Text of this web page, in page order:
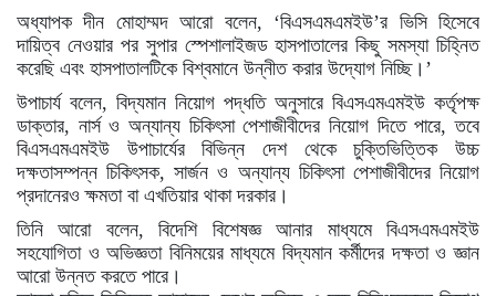
অধ্যাপক দীন মোহাম্মদ আরো বলেন, ‘বিএসএমএমইউ’র ভিসি হিসেবে
দায়িত্ব নেওয়ার পর সুপার স্পেশালাইজড হাসপাতালের কিছু সমস্যা চিহ্নিত
করেছি এবং হাসপাতালটিকে বিশ্বমানে উন্নীত করার উদ্যোগ নিচ্ছি।’
উপাচার্য বলেন, বিদ্যমান নিয়োগ পদ্ধতি অনুসারে বিএসএমএমইউ কর্তৃপক্ষ
ডাক্তার, নার্স ও অন্যান্য চিকিৎসা পেশাজীবীদের নিয়োগ দিতে পারে, তবে
বিএসএমএমইউ উপাচার্যের বিভিন্ন দেশ থেকে চুক্তিভিত্তিক উচ্চ
দক্ষতাসম্পন্ন চিকিৎসক, সার্জন ও অন্যান্য চিকিৎসা পেশাজীবীদের নিয়োগ
প্রদানেরও ক্ষমতা বা এখতিয়ার থাকা দরকার।
তিনি আরো বলেন, বিদেশি বিশেষজ্ঞ আনার মাধ্যমে বিএসএমএমইউ
সহযোগিতা ও অভিজ্ঞতা বিনিময়ের মাধ্যমে বিদ্যমান কর্মীদের দক্ষতা ও জ্ঞান
আরো উন্নত করতে পারে।